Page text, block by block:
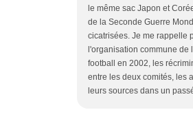
le même sac Japon et
de la Seconde Guerre
cicatrisées. Je me rappelle
l'organisation commune de
football en 2002, les
entre les deux comités, les
leurs sources dans un